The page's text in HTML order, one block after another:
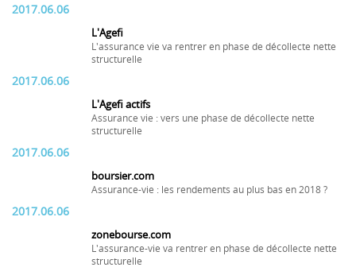
2017.06.06
L'Agefi
L'assurance vie va rentrer en phase de décollecte nette
structurelle
2017.06.06
L'Agefi actifs
Assurance vie : vers une phase de décollecte nette
structurelle
2017.06.06
boursier.com
Assurance-vie : les rendements au plus bas en 2018 ?
2017.06.06
zonebourse.com
L'assurance-vie va rentrer en phase de décollecte nette
structurelle